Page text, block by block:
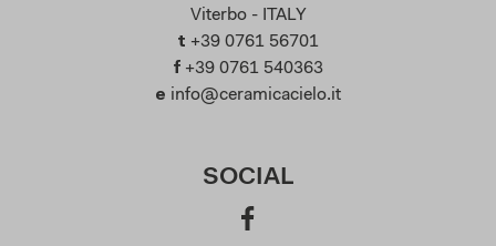
Viterbo - ITALY
t +39 0761 56701
f +39 0761 540363
e info@ceramicacielo.it
SOCIAL